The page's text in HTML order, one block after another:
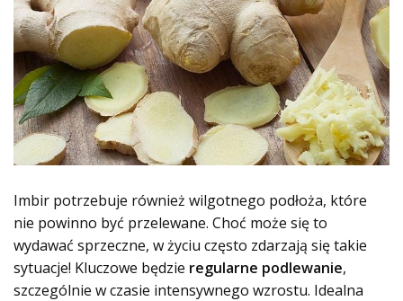
Imbir potrzebuje również wilgotnego podłoża, które
nie powinno być przelewane. Choć może się to
wydawać sprzeczne, w życiu często zdarzają się takie
sytuacje! Kluczowe będzie regularne podlewanie,
szczególnie w czasie intensywnego wzrostu. Idealna